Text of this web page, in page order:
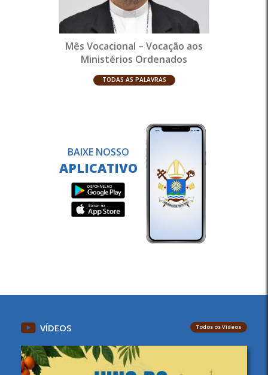
Mês Vocacional – Vocação aos
Ministérios Ordenados
TODAS AS PALAVRAS
BAIXE NOSSO
APLICATIVO
VÍDEOS Todos os Vídeos